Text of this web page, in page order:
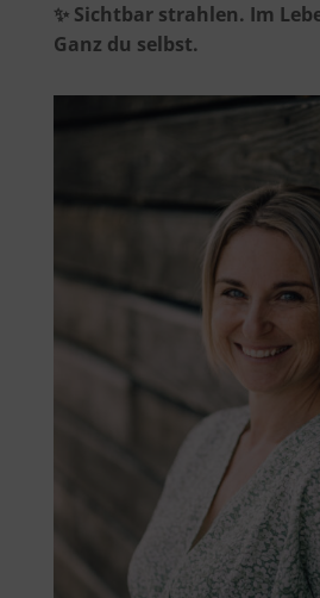
✨ Sichtbar strahlen. Im
Ganz du selbst.